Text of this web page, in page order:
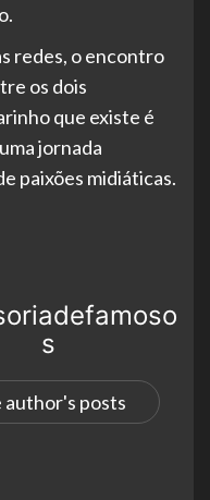
redes, o encontro
os dois
que existe é
jornada
paixões midiáticas.
s
author's posts